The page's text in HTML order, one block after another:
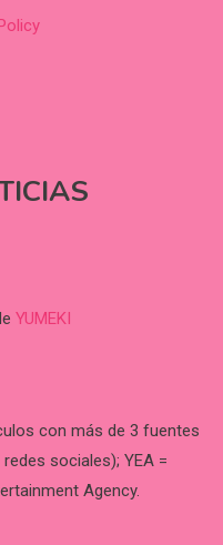
YUMEKI
con más de 3 fuentes
sociales); YEA =
Agency.